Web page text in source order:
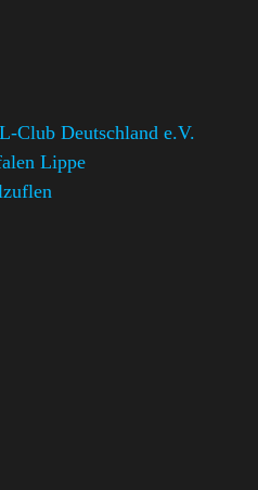
Club Deutschland e.V.
Lippe